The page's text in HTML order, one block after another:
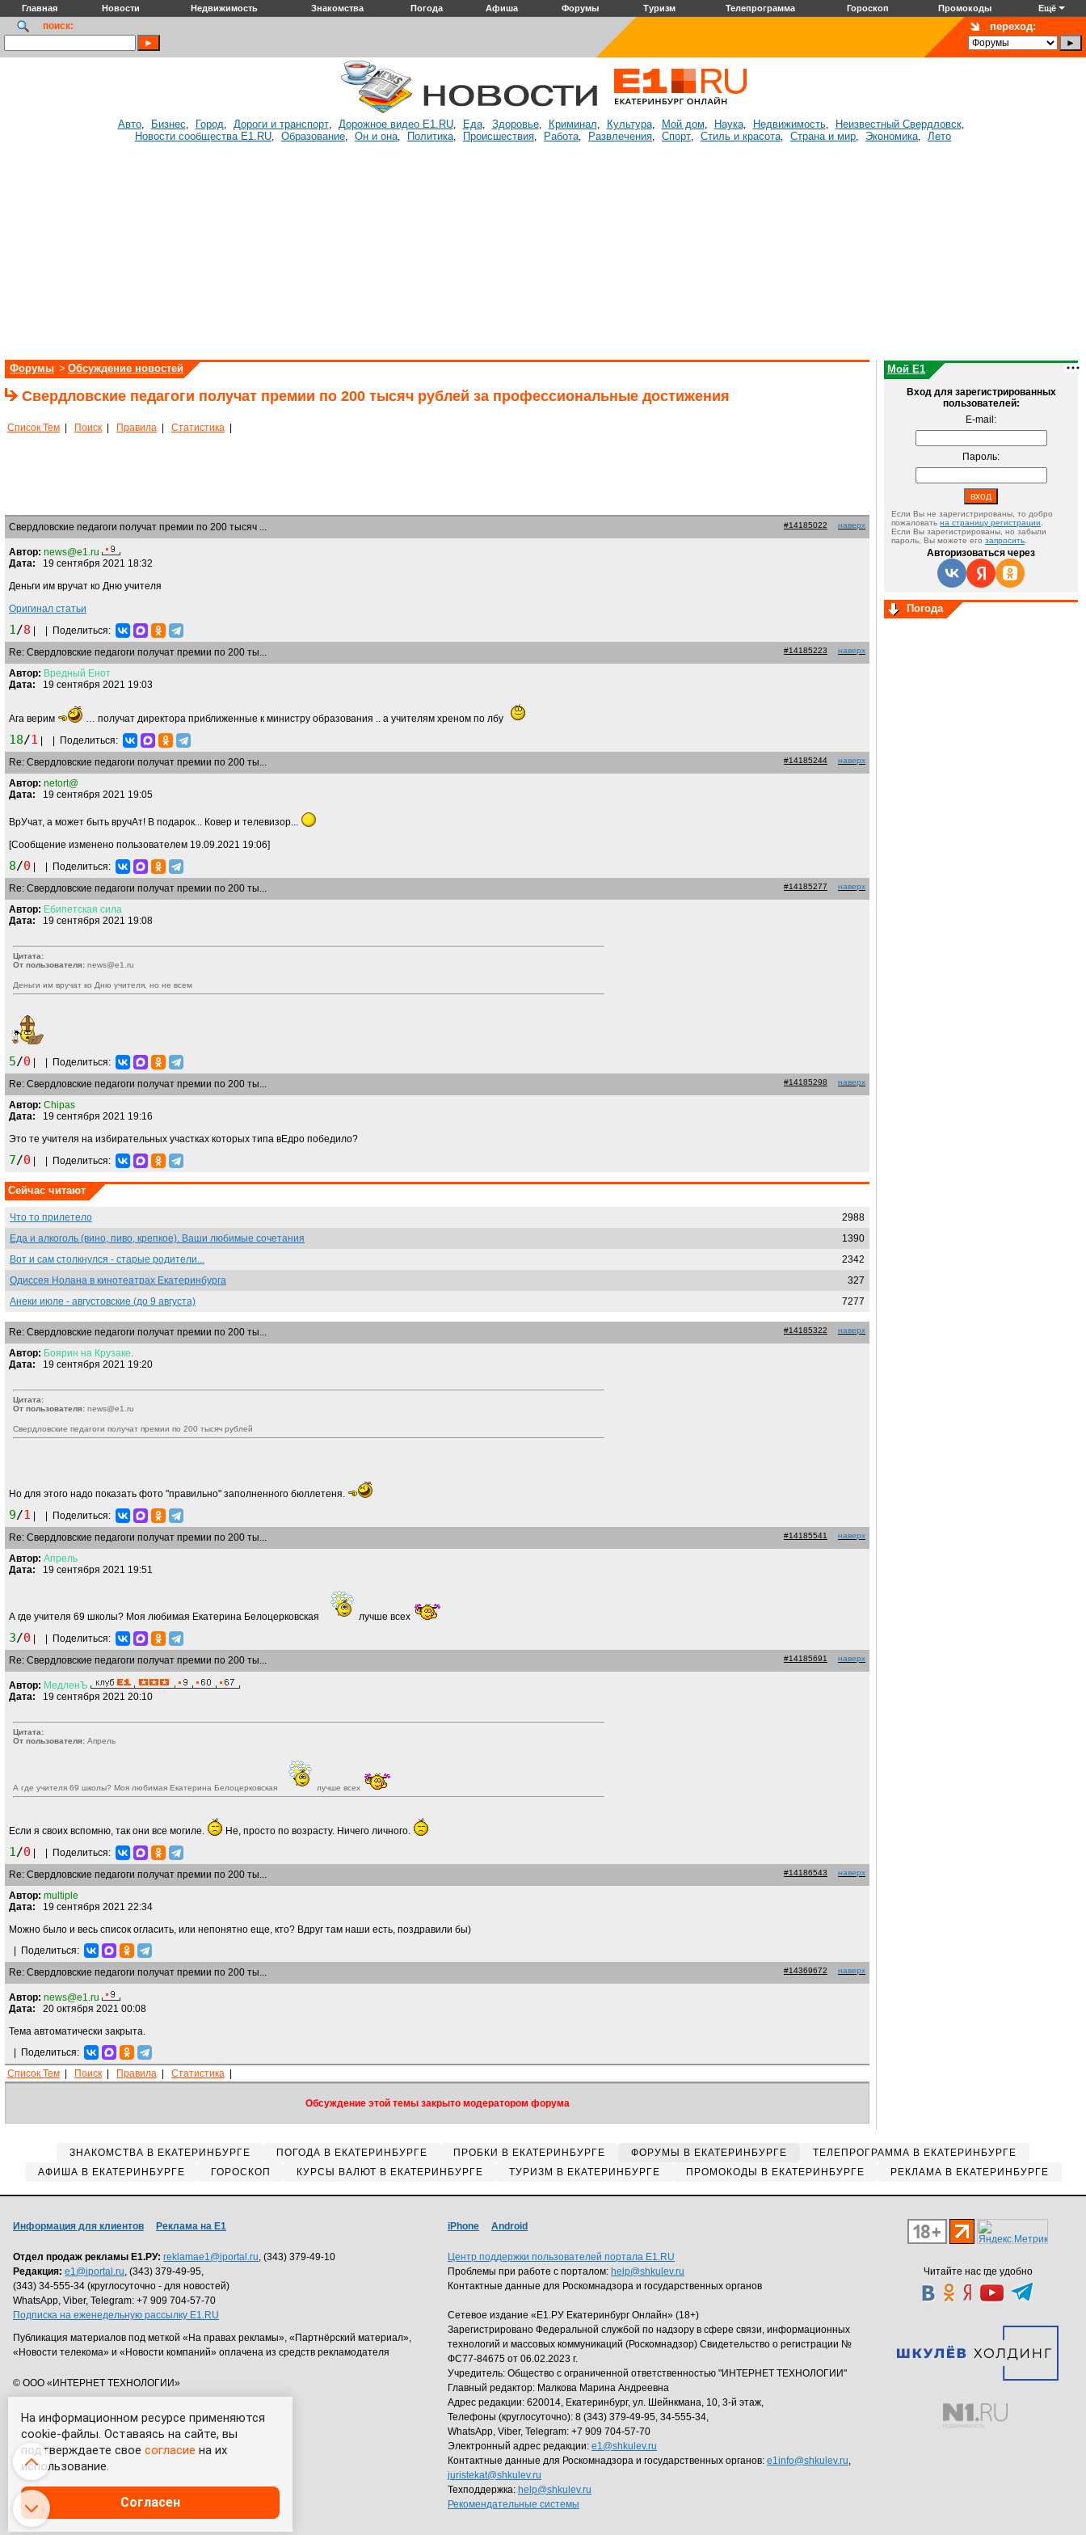
На информационном ресурсе применяются
cookie-файлы. Оставаясь на сайте, вы
подтверждаете свое согласие на их
использование.
Согласен
Главная Новости Недвижимость Знакомства Погода Афиша Форумы Туризм Телепрограмма Гороскоп Промокоды Ещё
поиск: переход:
Авто, Бизнес, Город, Дороги и транспорт, Дорожное видео E1.RU, Еда, Здоровье, Криминал, Культура, Мой дом, Наука, Недвижимость, Неизвестный Свердловск,
Новости сообщества E1.RU, Образование, Он и она, Политика, Происшествия, Работа, Развлечения, Спорт, Стиль и красота, Страна и мир, Экономика, Лето
Форумы > Обсуждение новостей
Свердловские педагоги получат премии по 200 тысяч рублей за профессиональные достижения
Список Тем Поиск Правила Статистика
Свердловские педагоги получат премии по 200 тысяч ... #14185022 наверх
Автор: news@e1.ru
Дата: 19 сентября 2021 18:32
Деньги им вручат ко Дню учителя
Оригинал статьи
1/8
Поделиться:
Re: Свердловские педагоги получат премии по 200 ты...
#14185223 наверх
Автор: Вредный Енот
Дата: 19 сентября 2021 19:03
Ага верим … получат директора приближенные к министру образования .. а учителям хреном по лбу
18/1
Поделиться:
Re: Свердловские педагоги получат премии по 200 ты...
#14185244 наверх
Автор: netort@
Дата: 19 сентября 2021 19:05
ВрУчат, а может быть вручАт! В подарок... Ковер и телевизор...
[Сообщение изменено пользователем 19.09.2021 19:06]
8/0
Поделиться:
Re: Свердловские педагоги получат премии по 200 ты...
#14185277 наверх
Автор: Ебипетская сила
Дата: 19 сентября 2021 19:08
Цитата:
От пользователя: news@e1.ru
Деньги им вручат ко Дню учителя, но не всем
5/0
Поделиться:
Re: Свердловские педагоги получат премии по 200 ты...
#14185298 наверх
Автор: Chipas
Дата: 19 сентября 2021 19:16
Это те учителя на избирательных участках которых типа вЕдро победило?
7/0 Поделиться:
Сейчас читают
Что то прилетело
2988
Еда и алкоголь (вино, пиво, крепкое). Ваши любимые сочетания
1390
Вот и сам столкнулся - старые родители...
2342
Одиссея Нолана в кинотеатрах Екатеринбурга
327
Анеки июле - августовские (до 9 августа)
7277
Re: Свердловские педагоги получат премии по 200 ты... #14185322 наверх
Автор: Боярин на Крузаке.
Дата: 19 сентября 2021 19:20
Цитата:
От пользователя: news@e1.ru
Свердловские педагоги получат премии по 200 тысяч рублей
Но для этого надо показать фото "правильно" заполненного бюллетеня.
9/1
Поделиться:
Re: Свердловские педагоги получат премии по 200 ты...
#14185541 наверх
Автор: Апрель
Дата: 19 сентября 2021 19:51
А где учителя 69 школы? Моя любимая Екатерина Белоцерковская лучше всех
3/0
Поделиться:
Re: Свердловские педагоги получат премии по 200 ты...
#14185691 наверх
Автор: МедленЪ
Дата: 19 сентября 2021 20:10
Цитата:
От пользователя: Апрель
А где учителя 69 школы? Моя любимая Екатерина Белоцерковская лучше всех
Если я своих вспомню, так они все могиле. Не, просто по возрасту. Ничего личного.
1/0
Поделиться:
Re: Свердловские педагоги получат премии по 200 ты...
#14186543 наверх
Автор: multiple
Дата: 19 сентября 2021 22:34
Можно было и весь список огласить, или непонятно еще, кто? Вдруг там наши есть, поздравили бы)
Поделиться:
Re: Свердловские педагоги получат премии по 200 ты...
#14369672 наверх
Автор: news@e1.ru
Дата: 20 октября 2021 00:08
Тема автоматически закрыта.
Поделиться:
Список Тем
Поиск Правила Статистика
Обсуждение этой темы закрыто модератором форума
Мой E1
Вход для зарегистрированных
пользователей:
E-mail:
Пароль:
Если Вы не зарегистрированы, то добро
пожаловать на страницу регистрации
Если Вы зарегистрированы, но забыли
пароль, Вы можете его запросить
Авторизоваться через
Погода
ЗНАКОМСТВА В ЕКАТЕРИНБУРГЕ ПОГОДА В ЕКАТЕРИНБУРГЕ ПРОБКИ В ЕКАТЕРИНБУРГЕ ФОРУМЫ В ЕКАТЕРИНБУРГЕ
ТЕЛЕПРОГРАММА В ЕКАТЕРИНБУРГЕ
АФИША В ЕКАТЕРИНБУРГЕ
ГОРОСКОП КУРСЫ ВАЛЮТ В ЕКАТЕРИНБУРГЕ ТУРИЗМ В ЕКАТЕРИНБУРГЕ ПРОМОКОДЫ В ЕКАТЕРИНБУРГЕ РЕКЛАМА В ЕКАТЕРИНБУРГЕ
Читайте нас где удобно
Информация для клиентов Реклама на Е1
Отдел продаж рекламы Е1.РУ: reklamae1@iportal.ru, (343) 379-49-10
Редакция: e1@iportal.ru, (343) 379-49-95,
(343) 34-555-34 (круглосуточно - для новостей)
WhatsApp, Viber, Telegram: +7 909 704-57-70
Подписка на еженедельную рассылку E1.RU
Публикация материалов под меткой «На правах рекламы», «Партнёрский материал»,
«Новости телекома» и «Новости компаний» оплачена из средств рекламодателя
© ООО «ИНТЕРНЕТ ТЕХНОЛОГИИ»
iPhone Android
Центр поддержки пользователей портала E1.RU
Проблемы при работе с порталом: help@shkulev.ru
Контактные данные для Роскомнадзора и государственных органов
Сетевое издание «Е1.РУ Екатеринбург Онлайн» (18+)
Зарегистрировано Федеральной службой по надзору в сфере связи, информационных
технологий и массовых коммуникаций (Роскомнадзор) Свидетельство о регистрации №
ФС77-84675 от 06.02.2023 г.
Учредитель: Общество с ограниченной ответственностью "ИНТЕРНЕТ ТЕХНОЛОГИИ"
Главный редактор: Малкова Марина Андреевна
Адрес редакции: 620014, Екатеринбург, ул. Шейнкмана, 10, 3-й этаж,
Телефоны (круглосуточно): 8 (343) 379-49-95, 34-555-34,
WhatsApp, Viber, Telegram: +7 909 704-57-70
Электронный адрес редакции: e1@shkulev.ru
Контактные данные для Роскомнадзора и государственных органов: e1info@shkulev.ru,
juristekat@shkulev.ru
Техподдержка: help@shkulev.ru
Рекомендательные системы